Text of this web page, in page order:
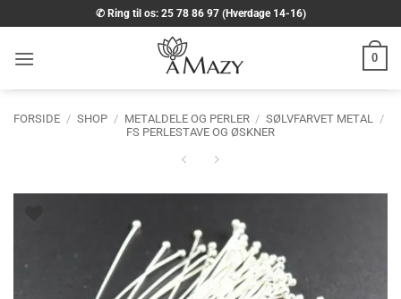
til
indhold
✆ Ring til os: 25 78 86 97 (Hverdage 14-16)
0
FORSIDE / SHOP / METALDELE OG PERLER / SØLVFARVET METAL /
FS PERLESTAVE OG ØSKNER